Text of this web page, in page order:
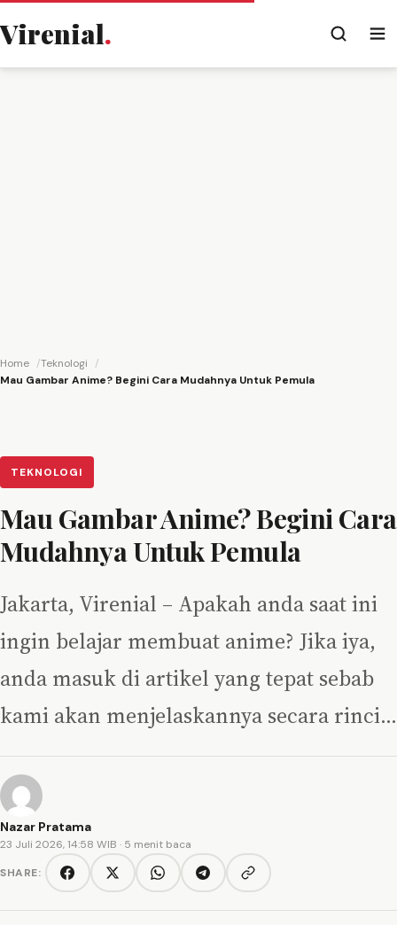
Virenial.
Home
Teknologi
Mau Gambar Anime? Begini Cara Mudahnya Untuk Pemula
TEKNOLOGI
Mau Gambar Anime? Begini Cara
Mudahnya Untuk Pemula
Jakarta, Virenial – Apakah anda saat ini
ingin belajar membuat anime? Jika iya,
anda masuk di artikel yang tepat sebab
kami akan menjelaskannya secara rinci…
Nazar Pratama
23 Juli 2026, 14:58 WIB · 5 menit baca
SHARE:
FacebookTwitter/XWhatsAppTelegramCopy link